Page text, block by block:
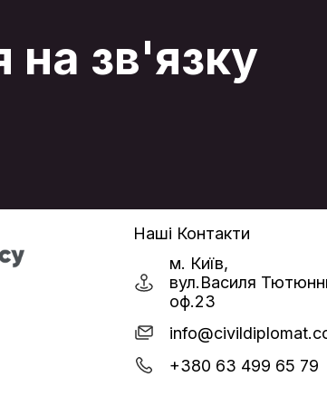
на зв'язку
Наші Контакти
м. Київ,
вул.Василя
оф.23
+380 63 499 65 79